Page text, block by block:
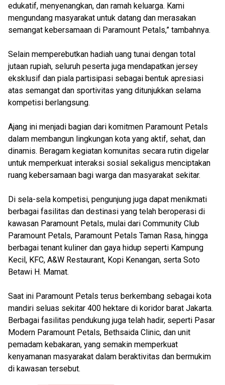
edukatif, menyenangkan, dan ramah keluarga. Kami
mengundang masyarakat untuk datang dan merasakan
semangat kebersamaan di Paramount Petals,” tambahnya.
Selain memperebutkan hadiah uang tunai dengan total
jutaan rupiah, seluruh peserta juga mendapatkan jersey
eksklusif dan piala partisipasi sebagai bentuk apresiasi
atas semangat dan sportivitas yang ditunjukkan selama
kompetisi berlangsung.
Ajang ini menjadi bagian dari komitmen Paramount Petals
dalam membangun lingkungan kota yang aktif, sehat, dan
dinamis. Beragam kegiatan komunitas secara rutin digelar
untuk memperkuat interaksi sosial sekaligus menciptakan
ruang kebersamaan bagi warga dan masyarakat sekitar.
Di sela-sela kompetisi, pengunjung juga dapat menikmati
berbagai fasilitas dan destinasi yang telah beroperasi di
kawasan Paramount Petals, mulai dari Community Club
Paramount Petals, Paramount Petals Taman Rasa, hingga
berbagai tenant kuliner dan gaya hidup seperti Kampung
Kecil, KFC, A&W Restaurant, Kopi Kenangan, serta Soto
Betawi H. Mamat.
Saat ini Paramount Petals terus berkembang sebagai kota
mandiri seluas sekitar 400 hektare di koridor barat Jakarta.
Berbagai fasilitas pendukung juga telah hadir, seperti Pasar
Modern Paramount Petals, Bethsaida Clinic, dan unit
pemadam kebakaran, yang semakin memperkuat
kenyamanan masyarakat dalam beraktivitas dan bermukim
di kawasan tersebut.